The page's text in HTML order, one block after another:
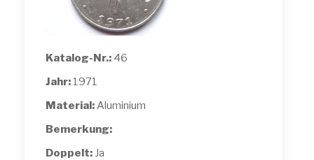
Katalog-Nr.: 46
Jahr: 1971
Material:Aluminium
Bemerkung:
Doppelt: Ja